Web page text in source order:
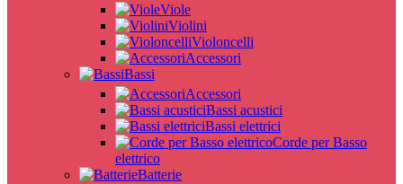
Viole
Violini
Violoncelli
Accessori
Bassi
Accessori
Bassi acustici
Bassi elettrici
Corde per Basso
elettrico
Batterie